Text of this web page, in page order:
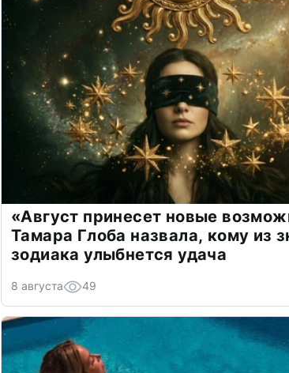
«Август принесет новые
Тамара Глоба назвала, кому из
зодиака улыбнется удача
8 августа 49